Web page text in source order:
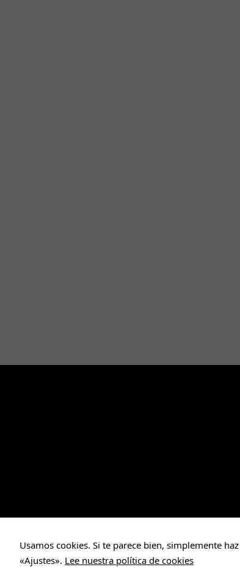
Usamos cookies. Si te parece bien, simplemente
«Ajustes». Lee nuestra política de cookies